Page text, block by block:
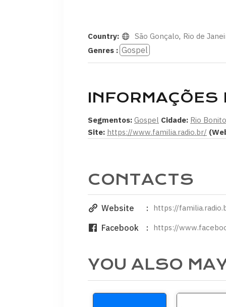
Country: São Gonçalo, Rio de
Genres : Gospel
INFORMAÇÕES
Segmentos: Gospel Cidade: Rio Bonito
Site: https://www.familia.radio.br/
CONTACTS
Website https://
Facebook https://
YOU ALSO